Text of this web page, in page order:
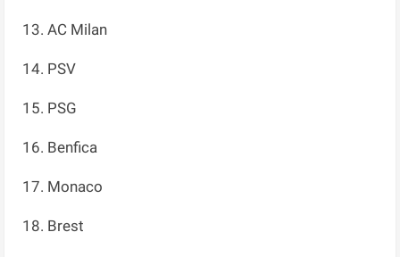
13. AC Milan
14. PSV
15. PSG
16. Benfica
17. Monaco
18. Brest